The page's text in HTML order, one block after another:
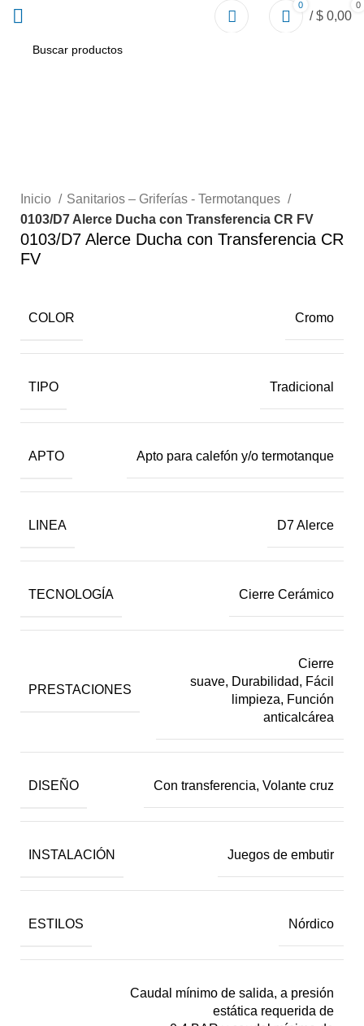
0 0
/ $ 0,00
Inicio
Sanitarios – Griferías - Termotanques
0103/D7 Alerce Ducha con Transferencia CR FV
0103/D7 Alerce Ducha con Transferencia CR
FV
COLOR Cromo
TIPO Tradicional
APTO Apto para calefón y/o termotanque
LINEA D7 Alerce
TECNOLOGÍA Cierre Cerámico
PRESTACIONES
Cierre
suave, Durabilidad, Fácil
limpieza, Función
anticalcárea
DISEÑO Con transferencia, Volante cruz
INSTALACIÓN Juegos de embutir
ESTILOS Nórdico
Caudal mínimo de salida, a presión
estática requerida de